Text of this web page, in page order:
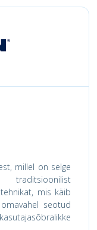
millel on selge
mis käib
seotud